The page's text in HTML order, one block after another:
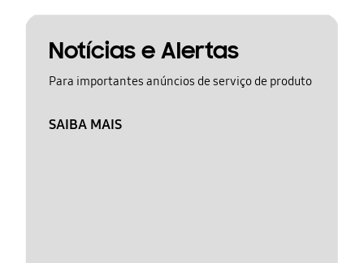
Notícias e Alertas
Para importantes anúncios de serviço de produto
SAIBA MAIS